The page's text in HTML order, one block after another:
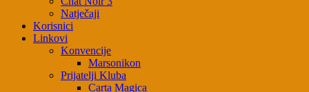
Natječaji
Korisnici
Linkovi
Konvencije
Marsonikon
Prijatelji Kluba
Carta Magica